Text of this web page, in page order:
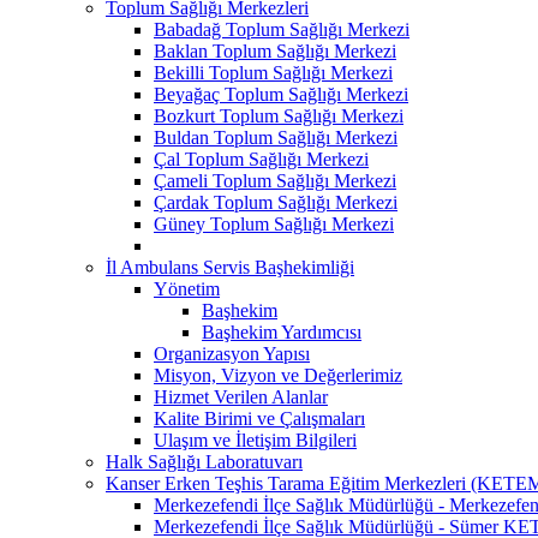
Toplum Sağlığı Merkezleri
Babadağ Toplum Sağlığı Merkezi
Baklan Toplum Sağlığı Merkezi
Bekilli Toplum Sağlığı Merkezi
Beyağaç Toplum Sağlığı Merkezi
Bozkurt Toplum Sağlığı Merkezi
Buldan Toplum Sağlığı Merkezi
Çal Toplum Sağlığı Merkezi
Çameli Toplum Sağlığı Merkezi
Çardak Toplum Sağlığı Merkezi
Güney Toplum Sağlığı Merkezi
İl Ambulans Servis Başhekimliği
Yönetim
Başhekim
Başhekim Yardımcısı
Organizasyon Yapısı
Misyon, Vizyon ve Değerlerimiz
Hizmet Verilen Alanlar
Kalite Birimi ve Çalışmaları
Ulaşım ve İletişim Bilgileri
Halk Sağlığı Laboratuvarı
Kanser Erken Teşhis Tarama Eğitim Merkezleri
Merkezefendi İlçe Sağlık Müdürlüğü -
Merkezefendi İlçe Sağlık Müdürlüğü - Sümer